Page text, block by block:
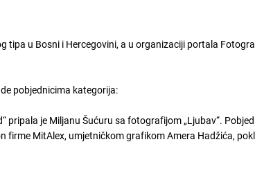
tipa u Bosni i Hercegovini, a u organizaciji portala
pobjednicima kategorija:
pripala je Miljanu Šućuru sa fotografijom „Ljubav“.
firme MitAlex, umjetničkom grafikom Amera Hadžića,